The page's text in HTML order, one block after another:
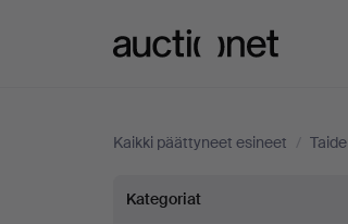
Kaikki päättyneet esineet / Taide
Grafiikka
Kategoriat